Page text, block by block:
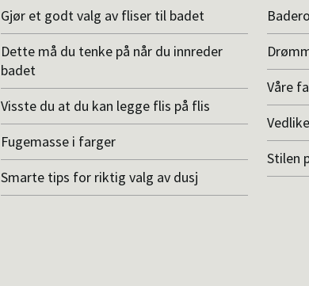
Gjør et godt valg av fliser til badet
Dette må du tenke på når du innreder
badet
Visste du at du kan legge flis på flis
Fugemasse i farger
Smarte tips for riktig valg av dusj
Våre
Stilen